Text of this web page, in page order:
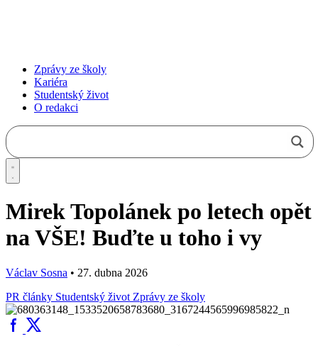
Zprávy ze školy
Kariéra
Studentský život
O redakci
Mirek Topolánek po letech opět
na VŠE! Buďte u toho i vy
Václav Sosna • 27. dubna 2026
PR články Studentský život Zprávy ze školy